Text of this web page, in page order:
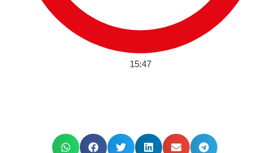
15:47